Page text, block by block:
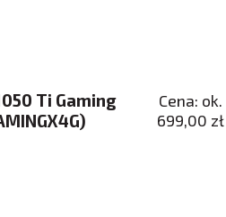
Ti Gaming
Cena: ok.
699,00 zł